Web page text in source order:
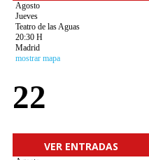
Agosto
Jueves
Teatro de las Aguas
20:30 H
Madrid
mostrar mapa
22
VER ENTRADAS